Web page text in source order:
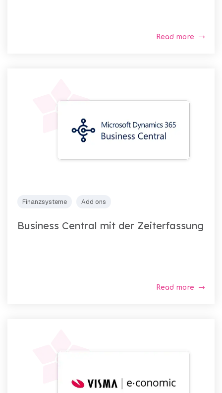
Read more
Finanzsysteme Add ons
Business Central mit der Zeiterfassung
Read more